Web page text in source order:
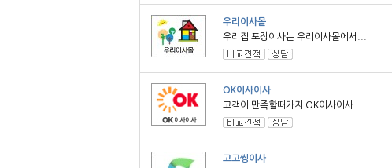
우리이사몰
우리집 포장이사는 우리이사몰에서...
OK이사이사
고객이 만족할때가지 OK이사이사
고고씽이사